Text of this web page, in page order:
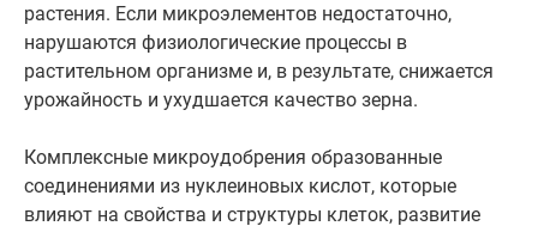
растения. Если микроэлементов недостаточно,
нарушаются физиологические процессы в
растительном организме и, в результате, снижается
урожайность и ухудшается качество зерна.
Комплексные микроудобрения образованные
соединениями из нуклеиновых кислот, которые
влияют на свойства и структуры клеток, развитие